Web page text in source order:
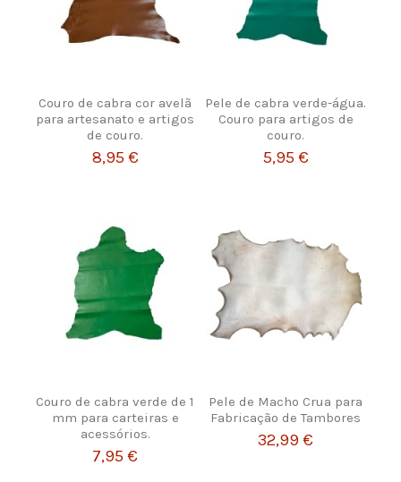
Couro de cabra cor avelã
para artesanato e artigos
de couro.
8,95 €
Pele de cabra verde-água.
Couro para artigos de
couro.
5,95 €
Couro de cabra verde de 1
mm para carteiras e
acessórios.
7,95 €
Pele de Macho Crua para
Fabricação de Tambores
32,99 €